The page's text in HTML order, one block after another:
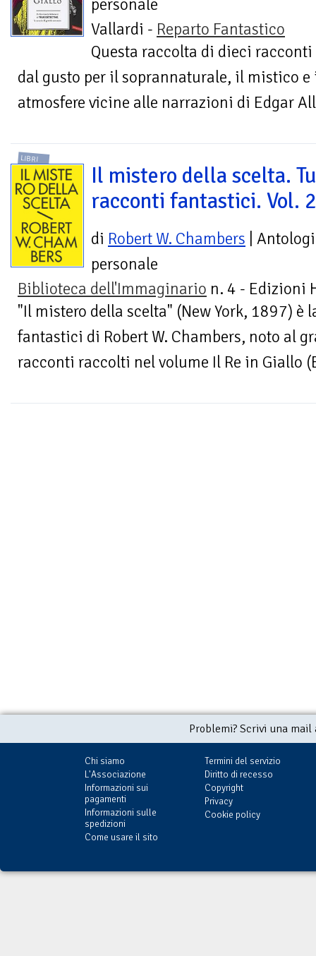
personale
Vallardi - Reparto Fantastico
Questa raccolta di dieci
dal gusto per il soprannaturale, il mistico
atmosfere vicine alle narrazioni di Edgar
LIBRI
Il mistero della scelta.
racconti fantastici. Vol. 2
di Robert W. Chambers |
personale
Biblioteca dell'Immaginario n. 4 - Edizioni
"Il mistero della scelta" (New York, 1897)
fantastici di Robert W. Chambers, noto al
racconti raccolti nel volume Il Re in Giallo
Problemi? Scrivi una
Chi siamo
L'Associazione
Informazioni sui
pagamenti
Informazioni sulle
spedizioni
Come usare il sito
Termini del servizio
Diritto di recesso
Copyright
Privacy
Cookie policy